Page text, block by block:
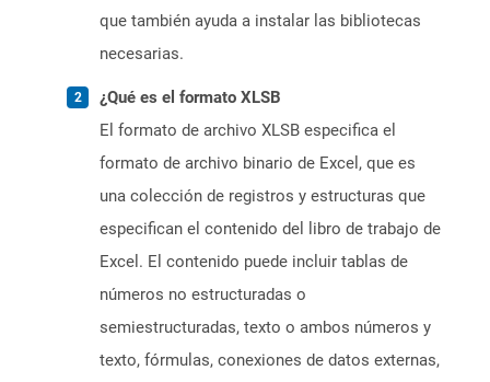
que también ayuda a instalar las bibliotecas
necesarias.
¿Qué es el formato XLSB
El formato de archivo XLSB especifica el
formato de archivo binario de Excel, que es
una colección de registros y estructuras que
especifican el contenido del libro de trabajo de
Excel. El contenido puede incluir tablas de
números no estructuradas o
semiestructuradas, texto o ambos números y
texto, fórmulas, conexiones de datos externas,